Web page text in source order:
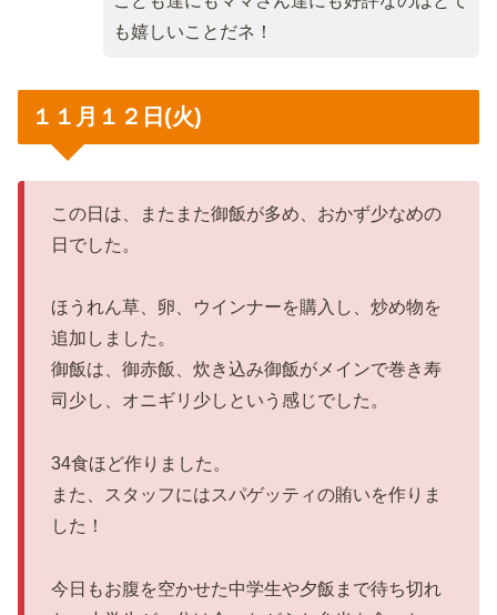
も嬉しいことだネ！
１１月１２日(火)
この日は、またまた御飯が多め、おかず少なめの
日でした。
ほうれん草、卵、ウインナーを購入し、炒め物を
追加しました。
御飯は、御赤飯、炊き込み御飯がメインで巻き寿
司少し、オニギリ少しという感じでした。
34食ほど作りました。
また、スタッフにはスパゲッティの賄いを作りま
した！
今日もお腹を空かせた中学生や夕飯まで待ち切れ